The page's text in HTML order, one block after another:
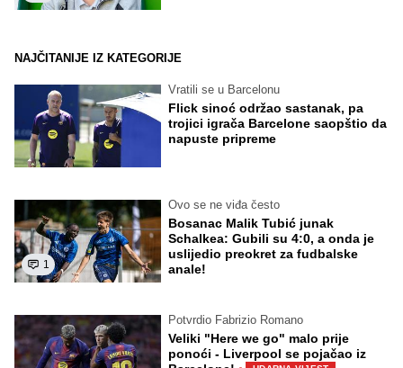
NAJČITANIJE IZ KATEGORIJE
Vratili se u Barcelonu
Flick sinoć održao sastanak, pa
trojici igrača Barcelone saopštio da
napuste pripreme
1
Ovo se ne viđa često
Bosanac Malik Tubić junak
Schalkea: Gubili su 4:0, a onda je
uslijedio preokret za fudbalske
anale!
Potvrdio Fabrizio Romano
Veliki "Here we go" malo prije
ponoći - Liverpool se pojačao iz